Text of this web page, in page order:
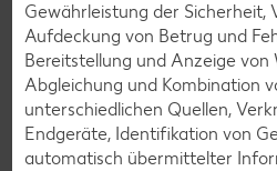
Gewährleistung der Sicherheit,
Aufdeckung von Betrug und
Bereitstellung und Anzeige
Abgleichung und Kombination
unterschiedlichen Quellen,
Endgeräte, Identifikation von
automatisch übermittelter